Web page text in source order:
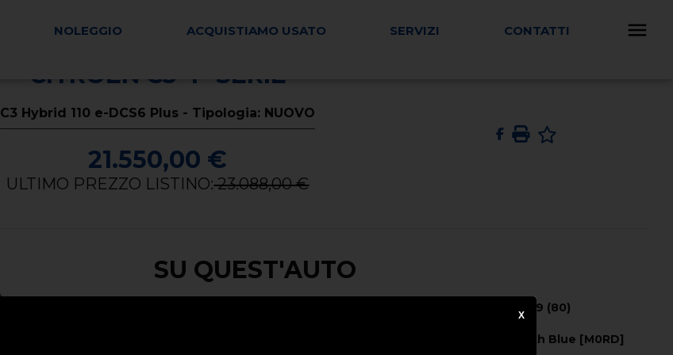
NOLEGGIO ACQUISTIAMO USATO SERVIZI CONTATTI
CITROEN C3 4ª SERIE
C3 Hybrid 110 e-DCS6 Plus - Tipologia: NUOVO
21.550,00 €
ULTIMO PREZZO LISTINO:23.088,00 €
SU QUEST'AUTO
109 (80)
Brigth Blue [M0RD]
X